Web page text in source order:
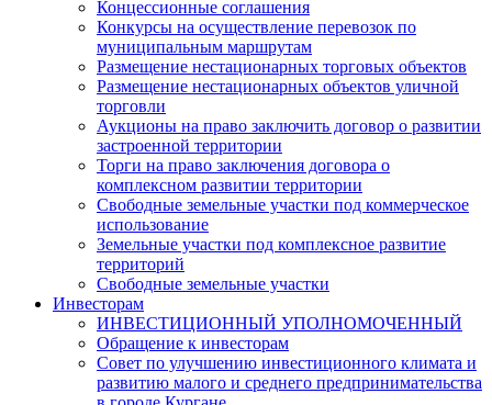
Концессионные соглашения
Конкурсы на осуществление перевозок по
муниципальным маршрутам
Размещение нестационарных торговых объектов
Размещение нестационарных объектов уличной
торговли
Аукционы на право заключить договор о развитии
застроенной территории
Торги на право заключения договора о
комплексном развитии территории
Свободные земельные участки под коммерческое
использование
Земельные участки под комплексное развитие
территорий
Свободные земельные участки
Инвесторам
ИНВЕСТИЦИОННЫЙ УПОЛНОМОЧЕННЫЙ
Обращение к инвесторам
Совет по улучшению инвестиционного климата и
развитию малого и среднего предпринимательства